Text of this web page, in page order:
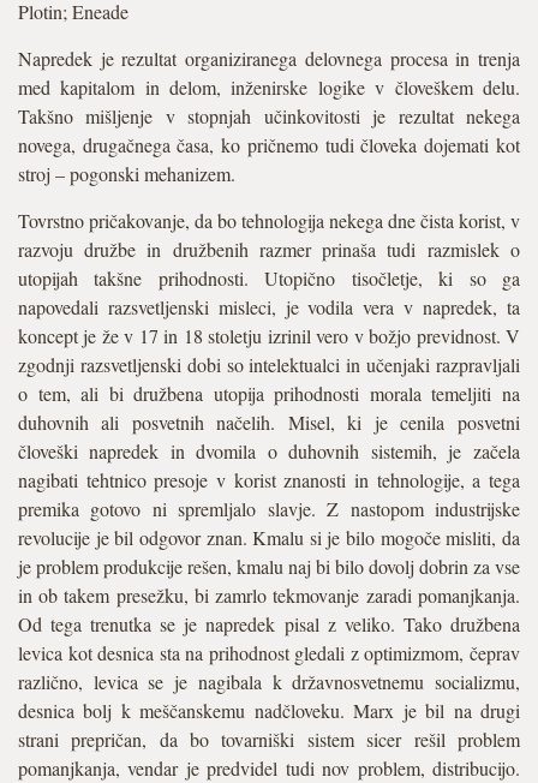
Plotin; Eneade
Napredek je rezultat organiziranega delovnega procesa in trenja
med kapitalom in delom, inženirske logike v človeškem delu.
Takšno mišljenje v stopnjah učinkovitosti je rezultat nekega
novega, drugačnega časa, ko pričnemo tudi človeka dojemati kot
stroj – pogonski mehanizem.
Tovrstno pričakovanje, da bo tehnologija nekega dne čista korist, v
razvoju družbe in družbenih razmer prinaša tudi razmislek o
utopijah takšne prihodnosti. Utopično tisočletje, ki so ga
napovedali razsvetljenski misleci, je vodila vera v napredek, ta
koncept je že v 17 in 18 stoletju izrinil vero v božjo previdnost. V
zgodnji razsvetljenski dobi so intelektualci in učenjaki razpravljali
o tem, ali bi družbena utopija prihodnosti morala temeljiti na
duhovnih ali posvetnih načelih. Misel, ki je cenila posvetni
človeški napredek in dvomila o duhovnih sistemih, je začela
nagibati tehtnico presoje v korist znanosti in tehnologije, a tega
premika gotovo ni spremljalo slavje. Z nastopom industrijske
revolucije je bil odgovor znan. Kmalu si je bilo mogoče misliti, da
je problem produkcije rešen, kmalu naj bi bilo dovolj dobrin za vse
in ob takem presežku, bi zamrlo tekmovanje zaradi pomanjkanja.
Od tega trenutka se je napredek pisal z veliko. Tako družbena
levica kot desnica sta na prihodnost gledali z optimizmom, čeprav
različno, levica se je nagibala k državnosvetnemu socializmu,
desnica bolj k meščanskemu nadčloveku. Marx je bil na drugi
strani prepričan, da bo tovarniški sistem sicer rešil problem
pomanjkanja, vendar je predvidel tudi nov problem, distribucijo.